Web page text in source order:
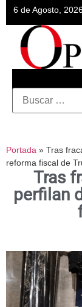
6 de Agosto,
Portada » Tras
reforma fiscal de
Tras
perfilan